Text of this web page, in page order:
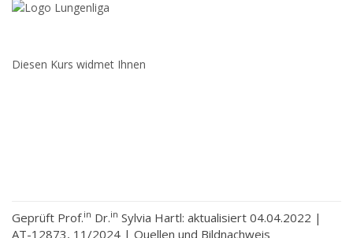
Diesen Kurs widmet Ihnen
Geprüft Prof.in Dr.in Sylvia Hartl: aktualisiert 04.04.2022 |
AT-12873, 11/2024 | Quellen und Bildnachweis